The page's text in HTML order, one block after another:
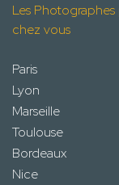
Les Photographes
chez vous
Paris
Lyon
Marseille
Toulouse
Bordeaux
Nice